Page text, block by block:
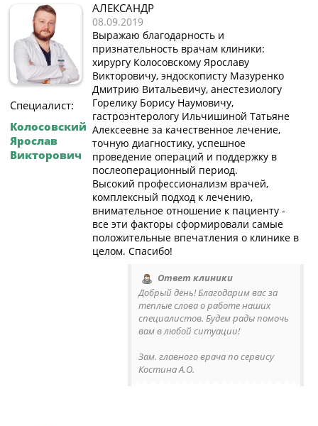
Специалист:
Колосовский
Ярослав
Викторович
АЛЕКСАНДР
08.09.2019
Выражаю благодарность и
признательность врачам клиники:
хирургу Колосовскому Ярославу
Викторовичу, эндоскописту Мазуренко
Дмитрию Витальевичу, анестезиологу
Горелику Борису Наумовичу,
гастроэнтерологу Ильчишиной Татьяне
Алексеевне за качественное лечение,
точную диагностику, успешное
проведение операций и поддержку в
послеоперационный период.
Высокий профессионализм врачей,
комплексный подход к лечению,
внимательное отношение к пациенту -
все эти факторы сформировали самые
положительные впечатления о клинике в
целом. Спасибо!
Ответ клиники
Добрый день! Благодарим вас за
теплые слова о работе наших
специалистов. Будем рады помочь
вам в любой ситуации!
Зам. главного врача по сервису
Костина А.О.